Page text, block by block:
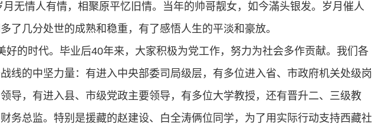
无情人有情，相聚原平忆旧情。当年的帅哥靓女，如今滿头银发。岁月催人
了几分处世的成熟和稳重，有了感悟人生的平淡和豪放。
好的时代。毕业后40年来，大家积极为党工作，努力为社会多作贡献。我们各
线的中坚力量：有进入中央部委司局级层，有多位进入省、市政府机关处级岗
导，有进入县、市级党政主要领导，有多位大学教授，还有晋升二、三级教
务总监。特别是援藏的赵建设、白全涛俩位同学，为了用实际行动支持西藏社